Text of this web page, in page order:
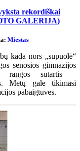
rekordiškai
GALERIJA)
Miestas
kada nors „supuolė“
senosios gimnazijos
rangos sutartis –
Metų gale tikimasi
pabaigtuves.